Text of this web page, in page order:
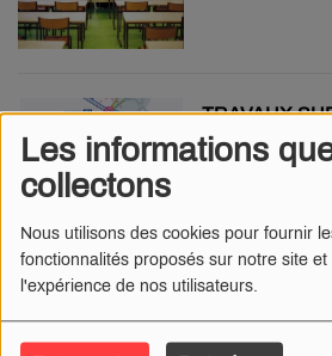
Les informations
collectons
Nous utilisons des cookies pour fournir
fonctionnalités proposés sur notre site
l'expérience de nos utilisateurs.
TRAVAUX
IMPACTÉ
SANCOINS :
«LABUBU»